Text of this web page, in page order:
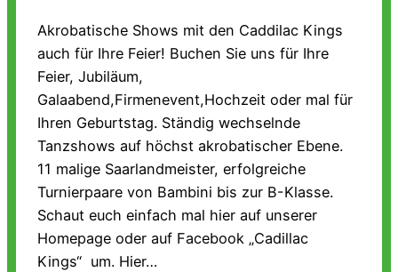
Akrobatische Shows mit den Caddilac Kings
auch für Ihre Feier! Buchen Sie uns für Ihre
Feier, Jubiläum,
Galaabend,Firmenevent,Hochzeit oder mal für
Ihren Geburtstag. Ständig wechselnde
Tanzshows auf höchst akrobatischer Ebene.
11 malige Saarlandmeister, erfolgreiche
Turnierpaare von Bambini bis zur B-Klasse.
Schaut euch einfach mal hier auf unserer
Homepage oder auf Facebook „Cadillac
Kings“ um. Hier…